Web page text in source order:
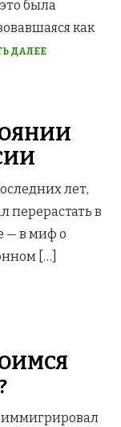
была
как
ДАЛЕЕ
лет,
перерастать в
— в миф о
[…]
иммигрировал